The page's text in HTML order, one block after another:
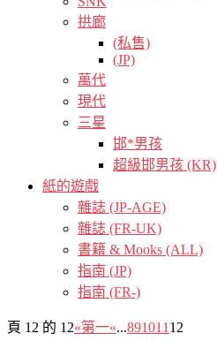
拱廊
(私售)
(JP)
萬代
現代
三星
邯*男孩
超級邯男孩 (KR)
紙的遊戲
雜誌 (JP-AGE)
雜誌 (FR-UK)
書籍 & Mooks (ALL)
指南 (JP)
指南 (FR-)
頁 12 的 12«第一«...891011 12